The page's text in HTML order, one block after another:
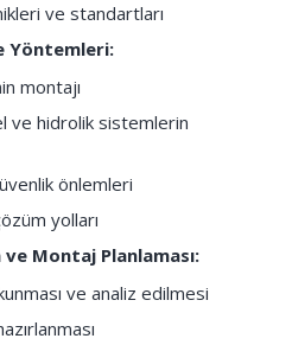
ve standartları
Yöntemleri:
montajı
ve hidrolik sistemlerin
önlemleri
yolları
Montaj Planlaması:
ve analiz edilmesi